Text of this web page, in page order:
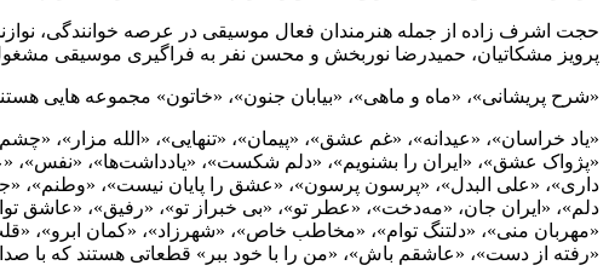
حجت اشرف زاده از جمله هنرمندان فعال موسیقی در عرصه خوانندگی،
پرویز مشکاتیان، حمیدرضا نوربخش و محسن نفر به فراگیری موسیقی
«شرح پریشانی»، «ماه و ماهی»، «بیابان جنون»، «خاتون» مجموعه هایی
«یاد خراسان»، «عیدانه»، «غم عشق»، «پیمان»، «تنهایی»، «الله
«پژواک عشق»، «ایران را بشنویم»، «دلم شکست»، «یادداشت‌ها»،
داری»، «علی البدل»، «پرسون پرسون»، «عشق را پایان نیست»، «وطنم»،
دلم»، «ایران جان، «مه‌دخت»، «عطر تو»، «بی خبراز تو»، «رفیق»، «عاشق
«مهربان منی»، «دلتنگ توام»، «مخاطب خاص»، «شهرزاد»، «کمان ابرو»،
«رفته از دست»، «عاشقم باش»، «من را با خود ببر» قطعاتی هستند که با